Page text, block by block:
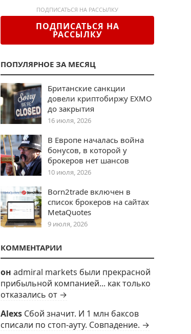
ПОДПИСАТЬСЯ НА РАССЫЛКУ
ПОДПИСАТЬСЯ НА
РАССЫЛКУ
ПОПУЛЯРНОЕ ЗА МЕСЯЦ
Британские санкции
довели криптобиржу EXMO
до закрытия
16 июля, 2026
В Европе началась война
бонусов, в которой у
брокеров нет шансов
10 июля, 2026
Born2trade включен в
список брокеров на сайтах
MetaQuotes
9 июля, 2026
КОММЕНТАРИИ
он admiral markets были прекрасной
прибыльной компанией... как только
отказались от →
Alexs Сбой значит. И 1 млн баксов
списали по стоп-ауту. Совпадение. →